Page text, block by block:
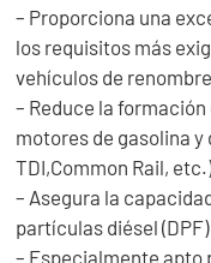
– Proporciona una
los requisitos más
vehículos de
– Reduce la
motores de gasolina
TDI,Common Rail,
– Asegura la
partículas diésel
– Especialmente apto